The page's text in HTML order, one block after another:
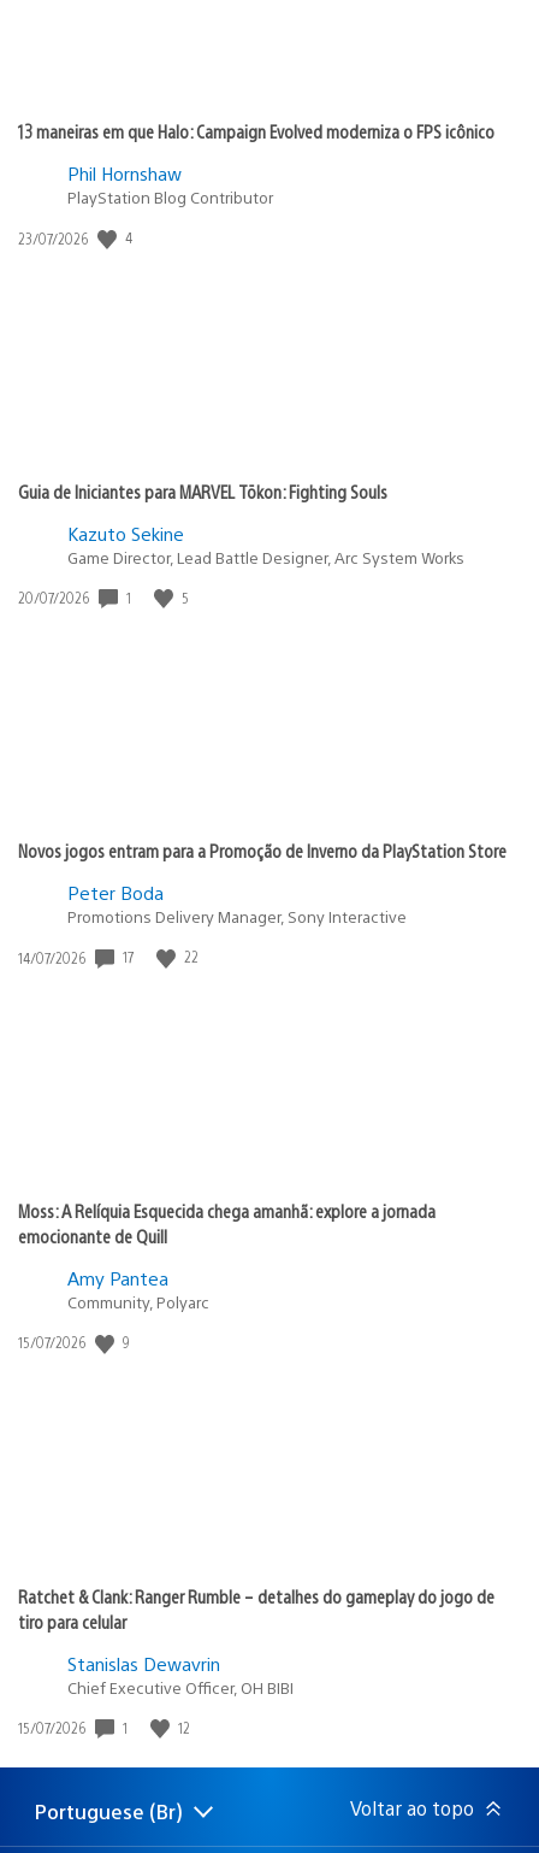
13 maneiras em que Halo: Campaign Evolved moderniza o FPS icônico
Phil Hornshaw
PlayStation Blog Contributor
Data
23/07/2026 4
Guia de Iniciantes para MARVEL Tōkon: Fighting Souls
Kazuto Sekine
Game Director, Lead Battle Designer, Arc System Works
Data
20/07/2026 1 5
Novos jogos entram para a Promoção de Inverno da PlayStation Store
Peter Boda
Promotions Delivery Manager, Sony Interactive
Data
14/07/2026 17 22
Moss: A Relíquia Esquecida chega amanhã: explore a jornada
emocionante de Quill
Amy Pantea
Community, Polyarc
Data
15/07/2026 9
Ratchet & Clank: Ranger Rumble – detalhes do gameplay do jogo de
tiro para celular
Stanislas Dewavrin
Chief Executive Officer, OH BIBI
Data
publicação:
15/07/2026 1 12
Selecione
uma
Região
atual:
Portuguese (Br) Voltar ao topo